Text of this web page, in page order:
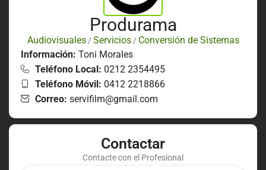
Produrama
Audiovisuales/ Servicios/ Conversión de Sistemas
Información: Toni Morales
Teléfono Local: 0212 2354495
Teléfono Móvil: 0412 2218866
Correo: servifilm@gmail.com
Contactar
Contacte con el Profesional